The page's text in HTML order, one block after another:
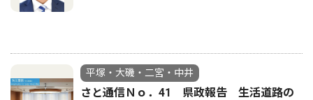
平塚・大磯・二宮・中井
さと通信Ｎｏ．41 県政報告 生活道路の